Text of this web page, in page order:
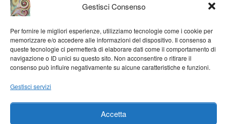
Gestisci Consenso
Per fornire le migliori esperienze, utilizziamo tecnologie come i cookie per
memorizzare e/o accedere alle informazioni del dispositivo. Il consenso a
queste tecnologie ci permetterà di elaborare dati come il comportamento di
navigazione o ID unici su questo sito. Non acconsentire o ritirare il
consenso può influire negativamente su alcune caratteristiche e funzioni.
Gestisci servizi
Accetta
Menù
Contatti
Via C.A. Dalla Chiesa, 3 - 05012 Attigliano (Terni)
info@hotelrosanna.com